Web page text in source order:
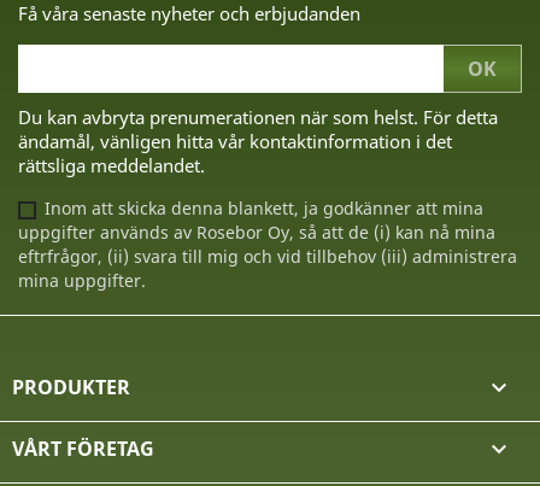
Få våra senaste nyheter och erbjudanden
Du kan avbryta prenumerationen när som helst. För detta
ändamål, vänligen hitta vår kontaktinformation i det
rättsliga meddelandet.
Inom att skicka denna blankett, ja godkänner att mina
uppgifter används av Rosebor Oy, så att de (i) kan nå mina
eftrfrågor, (ii) svara till mig och vid tillbehov (iii) administrera
mina uppgifter.
PRODUKTER 
VÅRT FÖRETAG 